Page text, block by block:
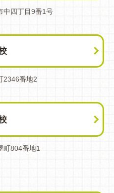
中四丁目9番1号
2346番地2
町804番地1